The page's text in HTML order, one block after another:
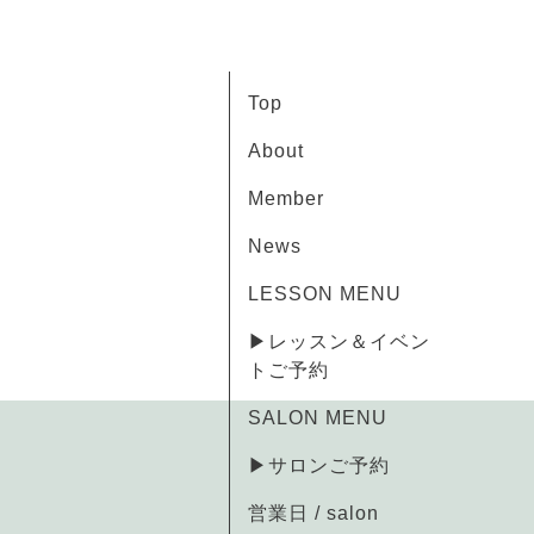
Top
About
Member
News
LESSON MENU
▶レッスン＆イベン
トご予約
SALON MENU
▶サロンご予約
営業日 / salon